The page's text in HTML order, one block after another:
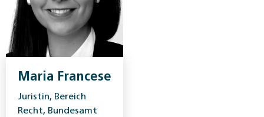
Maria Francese
Juristin, Bereich
Recht, Bundesamt